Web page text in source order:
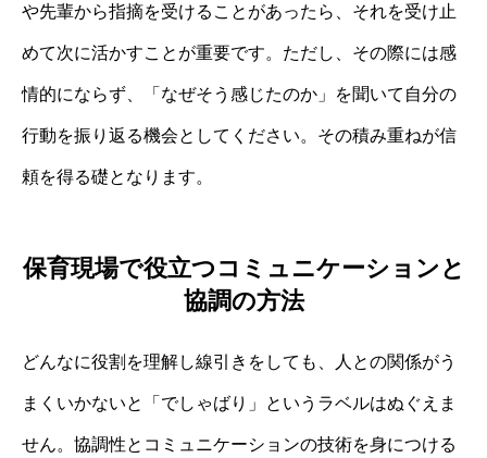
や先輩から指摘を受けることがあったら、それを受け止
めて次に活かすことが重要です。ただし、その際には感
情的にならず、「なぜそう感じたのか」を聞いて自分の
行動を振り返る機会としてください。その積み重ねが信
頼を得る礎となります。
保育現場で役立つコミュニケーションと
協調の方法
どんなに役割を理解し線引きをしても、人との関係がう
まくいかないと「でしゃばり」というラベルはぬぐえま
せん。協調性とコミュニケーションの技術を身につける